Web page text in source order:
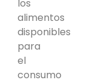
los
alimentos
disponibles
para
el
consumo